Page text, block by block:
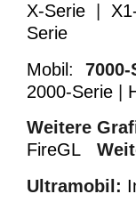
X-Serie
Serie
Mobil :
2000-Serie
Weitere
FireGL
Ultramobil: